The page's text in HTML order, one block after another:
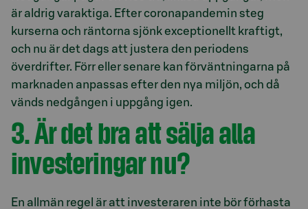
är aldrig varaktiga. Efter coronapandemin steg
kurserna och räntorna sjönk exceptionellt kraftigt,
och nu är det dags att justera den periodens
överdrifter. Förr eller senare kan förväntningarna på
marknaden anpassas efter den nya miljön, och då
vänds nedgången i uppgång igen.
3. Är det bra att sälja alla
investeringar nu?
En allmän regel är att investeraren inte bör förhasta